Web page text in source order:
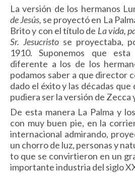
La versión de los hermanos
de Jesús, se proyectó en La
Brito y con el título de La vida,
Sr. Jesucris­to se proyecta­ba,
1910. Suponemos que
diferente a los de los
podamos saber a que director
dado el éxito y las décadas
pudiera ser la versión de Zecca
De esta manera La Palma y
con muy buen pie, en la
internacional admirando,
un chorro de luz, personas y
to que se convirtieron en un
importante industria del siglo